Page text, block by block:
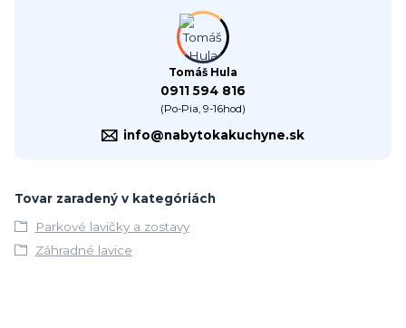
Tomáš Hula
0911 594 816
(Po-Pia, 9-16hod)
info@nabytokakuchyne.sk
Tovar zaradený v kategóriách
Parkové lavičky a zostavy
Záhradné lavice